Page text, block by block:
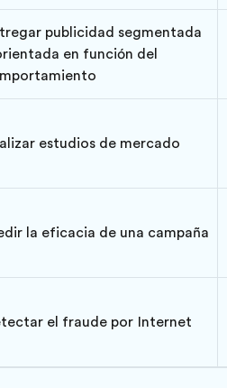
publicidad segmentada
en función del
estudios de mercado
la eficacia de una campaña
el fraude por Internet